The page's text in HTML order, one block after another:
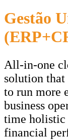
Gestão
All-in-one
solution that
to run more
business
time holistic
financial